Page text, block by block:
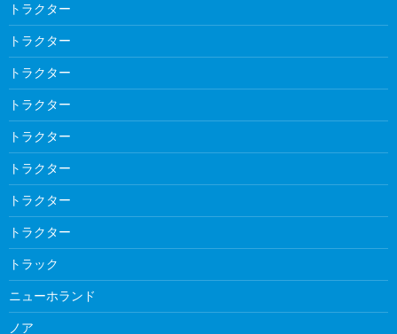
トラクター
トラクター
トラクター
トラクター
トラクター
トラクター
トラクター
トラクター
トラック
ニューホランド
ノア